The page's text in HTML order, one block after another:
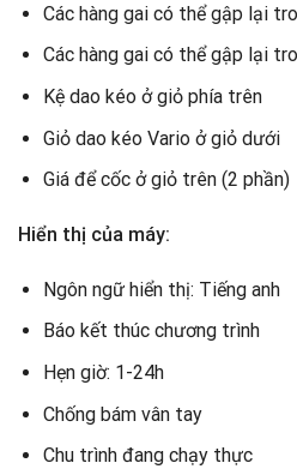
Các hàng gai có thể gập lại
Các hàng gai có thể gập lại
Kệ dao kéo ở giỏ phía trên
Giỏ dao kéo Vario ở giỏ dưới
Giá để cốc ở giỏ trên (2 phần)
Hiển thị của máy:
Ngôn ngữ hiển thị: Tiếng anh
Báo kết thúc chương trình
Hẹn giờ: 1-24h
Chống bám vân tay
Chu trình đang chạy thực